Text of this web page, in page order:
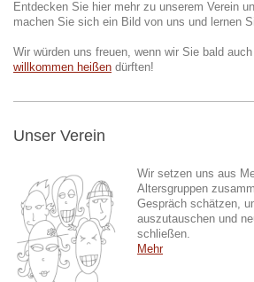
Entdecken Sie hier mehr zu unserem Verein
machen Sie sich ein Bild von uns und lernen
Wir würden uns freuen, wenn wir Sie bald
willkommen heißen dürften!
Unser Verein
Wir setzen uns aus
Altersgruppen
Gespräch schätzen,
auszutauschen und
schließen.
Mehr